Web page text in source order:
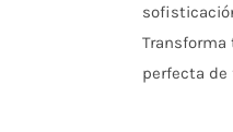
perfecta de